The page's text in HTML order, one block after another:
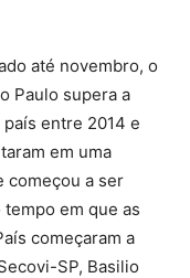
até novembro, o
Paulo supera a
entre 2014 e
em uma
começou a ser
em que as
começaram a
SP, Basilio